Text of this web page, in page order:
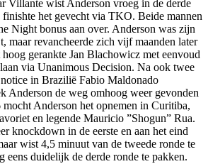
Villante wist Anderson vroeg in de derde
finishte het gevecht via TKO. Beide mannen
Night bonus aan over. Anderson was zijn
maar revancheerde zich vijf maanden later
gerankte Jan Blachowicz met eenvoud
via Unanimous Decision. Na ook twee
in Brazilië Fabio Maldonado
Anderson de weg omhoog weer gevonden
Anderson het opnemen in Curitiba,
en legende Mauricio ”Shogun” Rua.
knockdown in de eerste en aan het eind
wist 4,5 minuut van de tweede ronde te
eens duidelijk de derde ronde te pakken.